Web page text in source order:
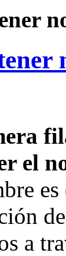
el
a